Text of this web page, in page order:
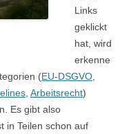
Links
geklickt
hat, wird
erkenne
(EU-DSGVO
Arbeitsrecht)
Es gibt also
in Teilen schon auf